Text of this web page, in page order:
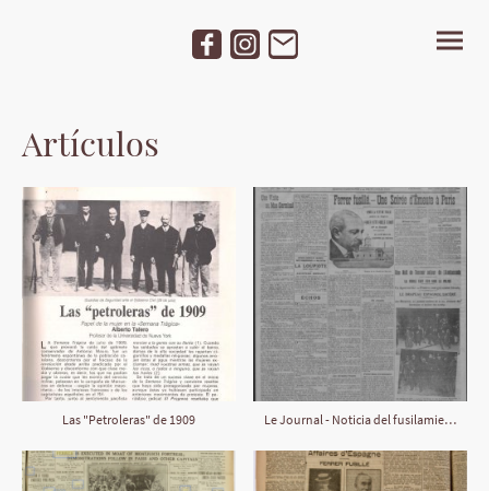
Artículos
Las "Petroleras" de 1909 Le Journal - Noticia del fusilamiento de Francisco Ferrer y Guardia (octubre 1909)